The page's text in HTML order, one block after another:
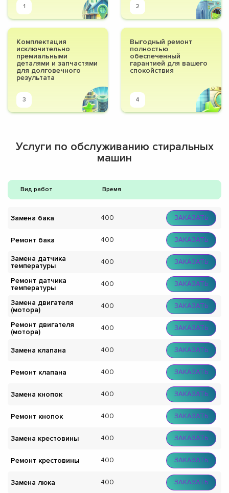
1 2
Комплектация
исключительно
премиальными
деталями и запчастями
для долговечного
результата
3
Выгодный ремонт
полностью
обеспеченный
гарантией для вашего
спокойствия
4
Услуги по обслуживанию стиральных
машин
Вид работ Время
Замена бака 400 ЗАКАЗАТЬ
Ремонт бака 400 ЗАКАЗАТЬ
Замена датчика
температуры
400 ЗАКАЗАТЬ
Ремонт датчика
температуры
400 ЗАКАЗАТЬ
Замена двигателя
(мотора)
400 ЗАКАЗАТЬ
Ремонт двигателя
(мотора)
400 ЗАКАЗАТЬ
Замена клапана 400 ЗАКАЗАТЬ
Ремонт клапана 400 ЗАКАЗАТЬ
Замена кнопок 400 ЗАКАЗАТЬ
Ремонт кнопок 400 ЗАКАЗАТЬ
Замена крестовины 400 ЗАКАЗАТЬ
Ремонт крестовины 400 ЗАКАЗАТЬ
Замена люка 400 ЗАКАЗАТЬ